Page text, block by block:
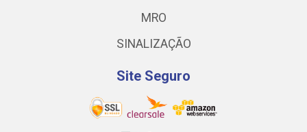
MRO
SINALIZAÇÃO
Site Seguro